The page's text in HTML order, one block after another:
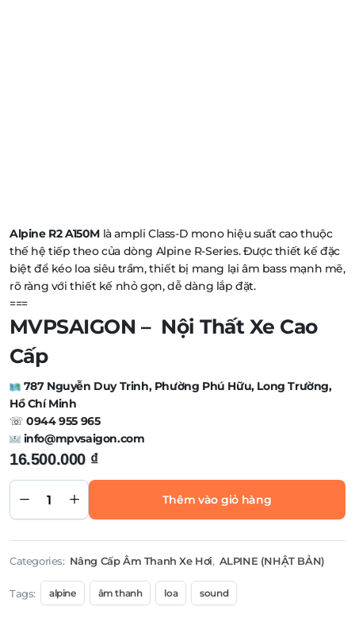
Alpine R2 A150M là ampli Class-D mono hiệu suất cao thuộc
thế hệ tiếp theo của dòng Alpine R-Series. Được thiết kế đặc
biệt để kéo loa siêu trầm, thiết bị mang lại âm bass mạnh mẽ,
rõ ràng với thiết kế nhỏ gọn, dễ dàng lắp đặt.
===
MVPSAIGON – Nội Thất Xe Cao
Cấp
787 Nguyễn Duy Trinh, Phường Phú Hữu, Long Trường,
Hồ Chí Minh
☏0944 955 965
info@mpvsaigon.com
16.500.000 ₫
Ampli
Alpine
R2
quantity
Thêm vào giỏ hàng
Categories: Nâng Cấp Âm Thanh Xe Hơi, ALPINE (NHẬT BẢN)
Tags: alpine âm thanh loa sound